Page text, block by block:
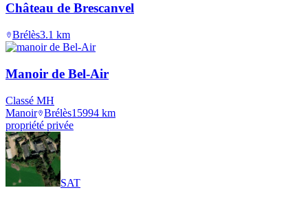
Château de Brescanvel
Brélès3.1 km
Manoir de Bel-Air
Classé MH
Manoir Brélès15994 km
propriété privée
SAT